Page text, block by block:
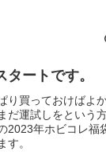
ートです。
り買っておけばよ
だ運試しをという
2023年ホビコレ福
す。